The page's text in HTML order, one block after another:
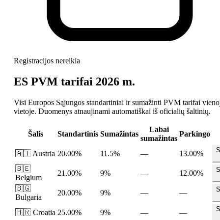
Registracijos nereikia
ES PVM tarifai 2026 m.
Visi Europos Sąjungos standartiniai ir sumažinti PVM tarifai
vietoje. Duomenys atnaujinami automatiškai iš oficialių šaltinių.
Šalis Standartinis Sumažintas
Labai
sumažintas
Parkingo
🇦🇹 Austria 20.00% 11.5% — 13.00%
🇧🇪
Belgium
21.00% 9% — 12.00%
🇧🇬
Bulgaria
20.00% 9% — —
🇭🇷 Croatia 25.00% 9% — —